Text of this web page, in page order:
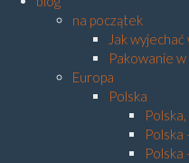
na początek
Jak
Pakowanie
Europa
Polska
Polska
Polska